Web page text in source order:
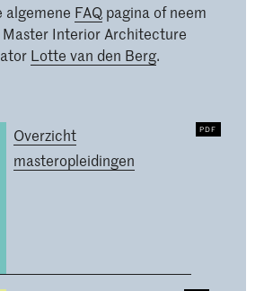
algemene FAQ pagina of neem
Interior Architecture
Lotte van den Berg.
Overzicht
masteropleidingen